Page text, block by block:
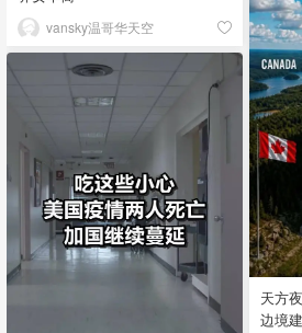
vansky温哥华天空
天方
边境